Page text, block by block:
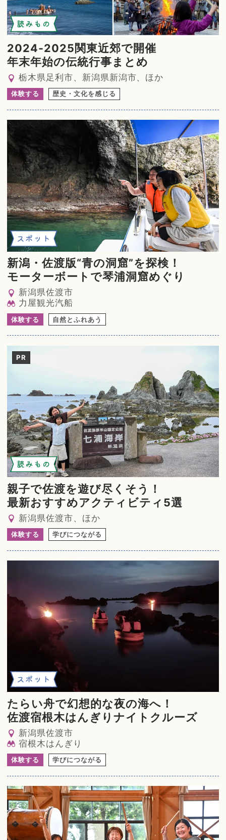
読みもの
2024-2025関東近郊で開催
年末年始の伝統行事まとめ
栃木県足利市、新潟県新潟市、ほか
体験する 歴史・文化を感じる
スポット
新潟・佐渡版“青の洞窟”を探検！
モーターボートで琴浦洞窟めぐり
新潟県佐渡市
力屋観光汽船
体験する 自然とふれあう
PR
読みもの
親子で佐渡を遊び尽くそう！
最新おすすめアクティビティ5選
新潟県佐渡市、ほか
体験する 学びにつながる
スポット
たらい舟で幻想的な夜の海へ！
佐渡宿根木はんぎりナイトクルーズ
新潟県佐渡市
宿根木はんぎり
体験する 学びにつながる